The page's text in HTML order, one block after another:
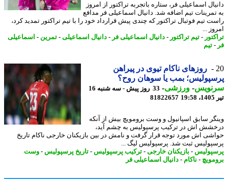
اسماعیلی فر، ستاره باتجربه تراکتور از امروز
تیم اضافه شد. دانیال اسماعیلی فر مدافع
تیم فوتبال تراکتور که چندی پیش قرارداد خود را با تیم تراکتور تمدید کرد،
...
-تیم تراکتور -دانیال اسماعیلی فر- دانیال اسماعیلی-تمرین- اسماعیلی
تیم
روزهای ناکام تیوی در پیراهن
بمب یا سوهان روح؟
-ورزشی-
33 روز پیش - سه شنبه 16
81822657
سابق اسپانیول و وست برومویچ بیش از آنکه
اش در ترکیب پرسپولیس به چشم آید،
اش مورد توجه قرار گرفت و نامش در بین بازیکنان خارجی ناکام تاریخ
ثبت شد. پرسپولیس لیگ ...
-بازیکنان خارجی-ترکیب پرسپولیس-تاریخ پرسپولیس-وست
-ناکام-دانیال اسماعیلی فر